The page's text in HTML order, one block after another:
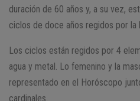
duración de 60 años y, a su vez,
ciclos de doce años regidos por la
Los ciclos están regidos por 4
agua y metal. Lo femenino y la
representado en el Horóscopo
cardinales.